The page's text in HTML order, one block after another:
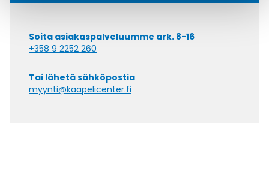
Soita asiakaspalveluumme ark. 8-16
+358 9 2252 260
Tai lähetä sähköpostia
myynti@kaapelicenter.fi